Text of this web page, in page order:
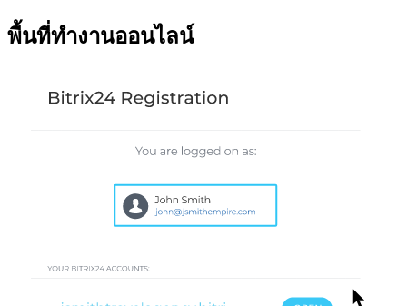
พื้นที่ทำงานออนไลน์